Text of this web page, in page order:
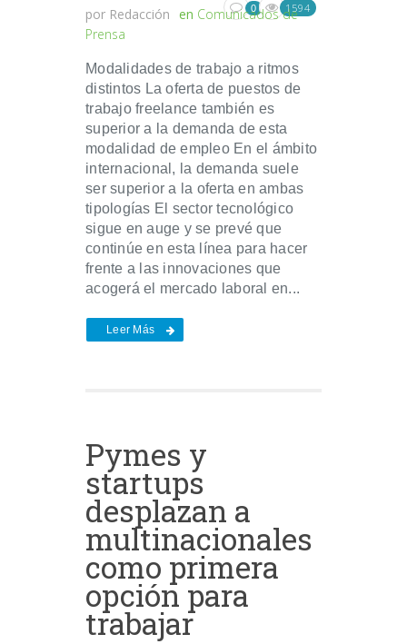
por Redacción en Comunicados de
Prensa
0 1594
Modalidades de trabajo a ritmos
distintos La oferta de puestos de
trabajo freelance también es
superior a la demanda de esta
modalidad de empleo En el ámbito
internacional, la demanda suele
ser superior a la oferta en ambas
tipologías El sector tecnológico
sigue en auge y se prevé que
continúe en esta línea para hacer
frente a las innovaciones que
acogerá el mercado laboral en...
Leer Más
Pymes y
startups
desplazan a
multinacionales
como primera
opción para
trabajar